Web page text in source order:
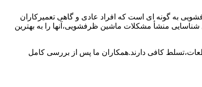
به گونه ای است که افراد عادی و گاهی تعمیرکاران
شناسایی منشأ مشکلات ماشین ظرفشویی،آنها را به بهترین
کافی دارند.همکاران ما پس از بررسی کامل